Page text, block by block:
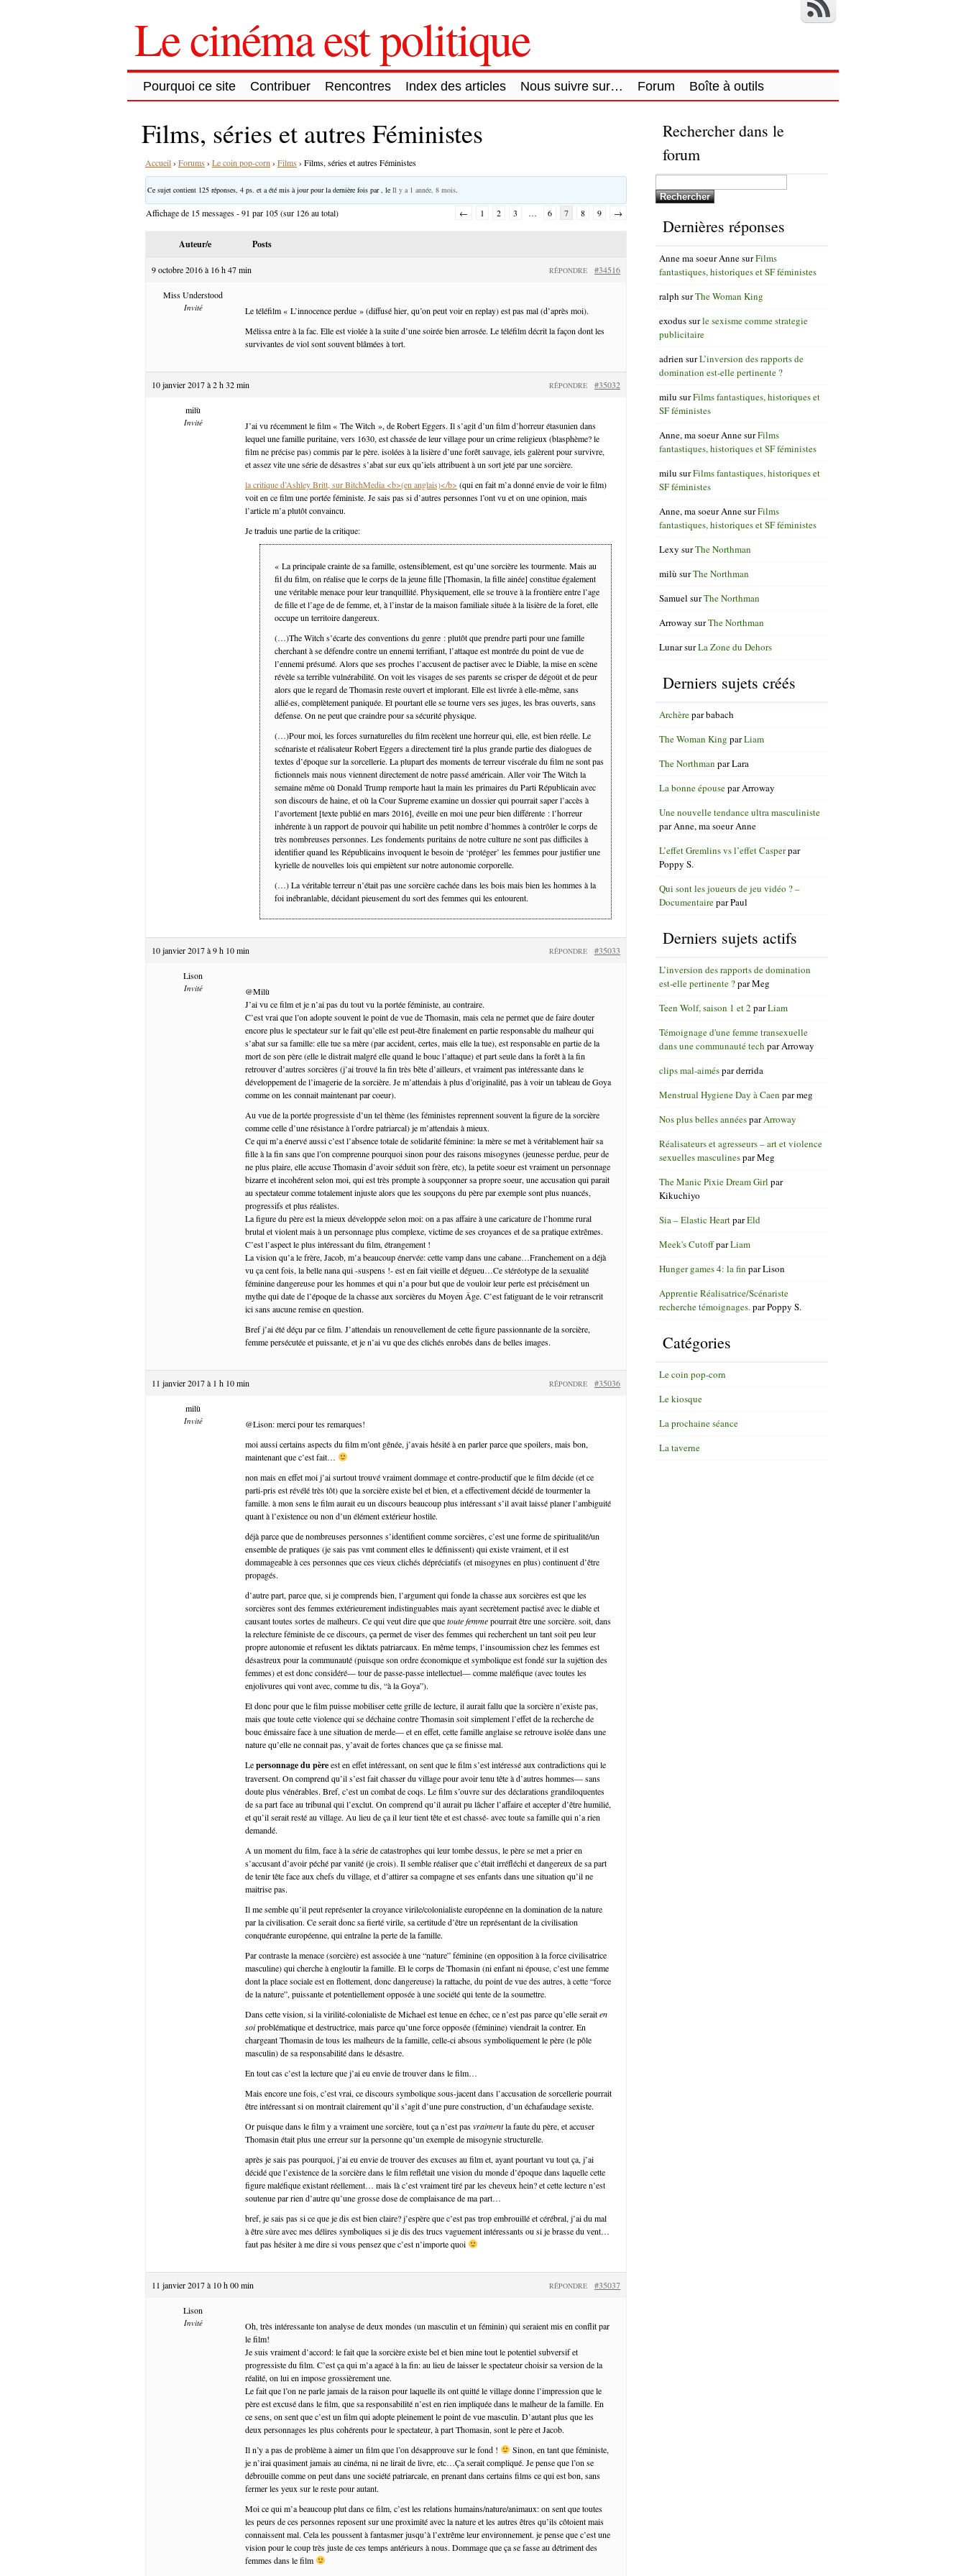
Le cinéma est politique
Pourquoi ce site Contribuer Rencontres Index des articles Nous suivre sur… Forum Boîte à outils
Films, séries et autres Féministes
Accueil› Forums › Le coin pop-corn › Films › Films, séries et autres Féministes
Ce sujet contient 125 réponses, 4 ps. et a été mis à jour pour la dernière fois par , le Il y a 1 année, 8 mois
Affichage de 15 messages - 91 par 105 (sur 126 au total) ← 1 2 3 … 6 7 8 9 →
Auteur/e Posts
9 octobre 2016 à 16 h 47 min #34516
RÉPONDRE
Miss Understood
Invité
Le téléfilm « L’innocence perdue » (diffusé hier, qu’on peut voir en replay) est pas mal (d’après moi).
Mélissa entre à la fac. Elle est violée à la suite d’une soirée bien arrosée. Le téléfilm décrit la façon dont les
survivantes de viol sont souvent blâmées à tort.
10 janvier 2017 à 2 h 32 min #35032
RÉPONDRE
milù
Invité
J’ai vu récemment le film « The Witch », de Robert Eggers. Il s’agit d’un film d’horreur étasunien dans
lequel une famille puritaine, vers 1630, est chassée de leur village pour un crime religieux (blasphème? le
film ne précise pas) commis par le père. isolées à la lisière d’une forêt sauvage, iels galèrent pour survivre,
et assez vite une série de désastres s’abat sur eux qu’iels attribuent à un sort jeté par une sorcière.
la critique d’Ashley Britt, sur BitchMedia <b>(en anglais)</b> (qui en fait m’a donné envie de voir le film)
voit en ce film une portée féministe. Je sais pas si d’autres personnes l’ont vu et on une opinion, mais
l’article m’a plutôt convaincu.
Je traduis une partie de la critique:
« La principale crainte de sa famille, ostensiblement, est qu’une sorcière les tourmente. Mais au
fil du film, on réalise que le corps de la jeune fille [Thomasin, la fille ainée] constitue également
une véritable menace pour leur tranquillité. Physiquement, elle se trouve à la frontière entre l’age
de fille et l’age de de femme, et, à l’instar de la maison familiale située à la lisière de la foret, elle
occupe un territoire dangereux.
(…)The Witch s’écarte des conventions du genre : plutôt que prendre parti pour une famille
cherchant à se défendre contre un ennemi terrifiant, l’attaque est montrée du point de vue de
l’ennemi présumé. Alors que ses proches l’accusent de pactiser avec le Diable, la mise en scène
révèle sa terrible vulnérabilité. On voit les visages de ses parents se crisper de dégoût et de peur
alors que le regard de Thomasin reste ouvert et implorant. Elle est livrée à elle-même, sans
allié·es, complètement paniquée. Et pourtant elle se tourne vers ses juges, les bras ouverts, sans
défense. On ne peut que craindre pour sa sécurité physique.
(…)Pour moi, les forces surnaturelles du film recèlent une horreur qui, elle, est bien réelle. Le
scénariste et réalisateur Robert Eggers a directement tiré la plus grande partie des dialogues de
textes d’époque sur la sorcellerie. La plupart des moments de terreur viscérale du film ne sont pas
fictionnels mais nous viennent directement de notre passé américain. Aller voir The Witch la
semaine même où Donald Trump remporte haut la main les primaires du Parti Républicain avec
son discours de haine, et où la Cour Supreme examine un dossier qui pourrait saper l’accès à
l’avortement [texte publié en mars 2016], éveille en moi une peur bien différente : l’horreur
inhérente à un rapport de pouvoir qui habilite un petit nombre d’hommes à contrôler le corps de
très nombreuses personnes. Les fondements puritains de notre culture ne sont pas difficiles à
identifier quand les Républicains invoquent le besoin de ‘protéger’ les femmes pour justifier une
kyrielle de nouvelles lois qui empiètent sur notre autonomie corporelle.
(…) La véritable terreur n’était pas une sorcière cachée dans les bois mais bien les hommes à la
foi inébranlable, décidant pieusement du sort des femmes qui les entourent.
10 janvier 2017 à 9 h 10 min #35033
RÉPONDRE
Lison
Invité
@Milù
J’ai vu ce film et je n’ai pas du tout vu la portée féministe, au contraire.
C’est vrai que l’on adopte souvent le point de vue de Thomasin, mais cela ne permet que de faire douter
encore plus le spectateur sur le fait qu’elle est peut-être finalement en partie responsable du malheur qui
s’abat sur sa famille: elle tue sa mère (par accident, certes, mais elle la tue), est responsable en partie de la
mort de son père (elle le distrait malgré elle quand le bouc l’attaque) et part seule dans la forêt à la fin
retrouver d’autres sorcières (j’ai trouvé la fin très bête d’ailleurs, et vraiment pas intéressante dans le
développement de l’imagerie de la sorcière. Je m’attendais à plus d’originalité, pas à voir un tableau de Goya
comme on les connait maintenant par coeur).
Au vue de la portée progressiste d’un tel thème (les féministes reprennent souvent la figure de la sorcière
comme celle d’une résistance à l’ordre patriarcal) je m’attendais à mieux.
Ce qui m’a énervé aussi c’est l’absence totale de solidarité féminine: la mère se met à véritablement haïr sa
fille à la fin sans que l’on comprenne pourquoi sinon pour des raisons misogynes (jeunesse perdue, peur de
ne plus plaire, elle accuse Thomasin d’avoir séduit son frère, etc), la petite soeur est vraiment un personnage
bizarre et incohérent selon moi, qui est très prompte à soupçonner sa propre soeur, une accusation qui parait
au spectateur comme totalement injuste alors que les soupçons du père par exemple sont plus nuancés,
progressifs et plus réalistes.
La figure du père est la mieux développée selon moi: on a pas affaire à une caricature de l’homme rural
brutal et violent mais à un personnage plus complexe, victime de ses croyances et de sa pratique extrêmes.
C’est l’aspect le plus intéressant du film, étrangement !
La vision qu’a le frère, Jacob, m’a beaucoup énervée: cette vamp dans une cabane…Franchement on a déjà
vu ça cent fois, la belle nana qui -suspens !- est en fait vieille et dégueu…Ce stéréotype de la sexualité
féminine dangereuse pour les hommes et qui n’a pour but que de vouloir leur perte est précisément un
mythe qui date de l’époque de la chasse aux sorcières du Moyen Âge. C’est fatiguant de le voir retranscrit
ici sans aucune remise en question.
Bref j’ai été déçu par ce film. J’attendais un renouvellement de cette figure passionnante de la sorcière,
femme persécutée et puissante, et je n’ai vu que des clichés enrobés dans de belles images.
11 janvier 2017 à 1 h 10 min #35036
RÉPONDRE
milù
Invité
@Lison: merci pour tes remarques!
moi aussi certains aspects du film m’ont gênée, j’avais hésité à en parler parce que spoilers, mais bon,
maintenant que c’est fait…
non mais en effet moi j’ai surtout trouvé vraiment dommage et contre-productif que le film décide (et ce
parti-pris est révélé très tôt) que la sorcière existe bel et bien, et a effectivement décidé de tourmenter la
famille. à mon sens le film aurait eu un discours beaucoup plus intéressant s’il avait laissé planer l’ambiguité
quant à l’existence ou non d’un élément extérieur hostile.
déjà parce que de nombreuses personnes s’identifient comme sorcières, c’est une forme de spiritualité/un
ensemble de pratiques (je sais pas vmt comment elles le définissent) qui existe vraiment, et il est
dommageable à ces personnes que ces vieux clichés dépréciatifs (et misogynes en plus) continuent d’être
propagés.
d’autre part, parce que, si je comprends bien, l’argument qui fonde la chasse aux sorcières est que les
sorcières sont des femmes extérieurement indistinguables mais ayant secrètement pactisé avec le diable et
causant toutes sortes de malheurs. Ce qui veut dire que quetoute femmepourrait être une sorcière. soit, dans
la relecture féministe de ce discours, ça permet de viser des femmes qui recherchent un tant soit peu leur
propre autonomie et refusent les diktats patriarcaux. En même temps, l’insoumission chez les femmes est
désastreux pour la communauté (puisque son ordre économique et symbolique est fondé sur la sujétion des
femmes) et est donc considéré— tour de passe-passe intellectuel— comme maléfique (avec toutes les
enjolivures qui vont avec, comme tu dis, “à la Goya”).
Et donc pour que le film puisse mobiliser cette grille de lecture, il aurait fallu que la sorcière n’existe pas,
mais que toute cette violence qui se déchaine contre Thomasin soit simplement l’effet de la recherche de
bouc émissaire face à une situation de merde— et en effet, cette famille anglaise se retrouve isolée dans une
nature qu’elle ne connait pas, y’avait de fortes chances que ça se finisse mal.
Lepersonnage du pèreest en effet intéressant, on sent que le film s’est intéressé aux contradictions qui le
traversent. On comprend qu’il s’est fait chasser du village pour avoir tenu tête à d’autres hommes— sans
doute plus vénérables. Bref, c’est un combat de coqs. Le film s’ouvre sur des déclarations grandiloquentes
de sa part face au tribunal qui l’exclut. On comprend qu’il aurait pu lâcher l’affaire et accepter d’être humilié,
et qu’il serait resté au village. Au lieu de ça il leur tient tête et est chassé- avec toute sa famille qui n’a rien
demandé.
A un moment du film, face à la série de catastrophes qui leur tombe dessus, le père se met a prier en
s’accusant d’avoir péché par vanité (je crois). Il semble réaliser que c’était irréfléchi et dangereux de sa part
de tenir tête face aux chefs du village, et d’attirer sa compagne et ses enfants dans une situation qu’il ne
maitrise pas.
Il me semble qu’il peut représenter la croyance virile/colonialiste européenne en la domination de la nature
par la civilisation. Ce serait donc sa fierté virile, sa certitude d’être un représentant de la civilisation
conquérante européenne, qui entraîne la perte de la famille.
Par contraste la menace (sorcière) est associée à une “nature” féminine (en opposition à la force civilisatrice
masculine) qui cherche à engloutir la famille. Et le corps de Thomasin (ni enfant ni épouse, c’est une femme
dont la place sociale est en flottement, donc dangereuse) la rattache, du point de vue des autres, à cette “force
de la nature”, puissante et potentiellement opposée à une société qui tente de la soumettre.
Dans cette vision, si la virilité-colonialiste de Michael est tenue en échec, ce n’est pas parce qu’elle seraiten
soiproblématique et destructrice, mais parce qu’une force opposée (féminine) viendrait la contrer. En
chargeant Thomasin de tous les malheurs de la famille, celle-ci absous symboliquement le père (le pôle
masculin) de sa responsabilité dans le désastre.
En tout cas c’est la lecture que j’ai eu envie de trouver dans le film…
Mais encore une fois, c’est vrai, ce discours symbolique sous-jacent dans l’accusation de sorcellerie pourrait
être intéressant si on montrait clairement qu’il s’agit d’une pure construction, d’un échafaudage sexiste.
Or puisque dans le film y a vraiment une sorcière, tout ça n’est pasvraimentla faute du père, et accuser
Thomasin était plus une erreur sur la personne qu’un exemple de misogynie structurelle.
après je sais pas pourquoi, j’ai eu envie de trouver des excuses au film et, ayant pourtant vu tout ça, j’ai
décidé que l’existence de la sorcière dans le film reflétait une vision du monde d’époque dans laquelle cette
figure maléfique existant réellement… mais là c’est vraiment tiré par les cheveux hein? et cette lecture n’est
soutenue par rien d’autre qu’une grosse dose de complaisance de ma part…
bref, je sais pas si ce que je dis est bien claire? j’espère que c’est pas trop embrouillé et cérébral, j’ai du mal
à être sûre avec mes délires symboliques si je dis des trucs vaguement intéressants ou si je brasse du vent…
faut pas hésiter à me dire si vous pensez que c’est n’importe quoi
11 janvier 2017 à 10 h 00 min #35037
RÉPONDRE
Lison
Invité
Oh, très intéressante ton analyse de deux mondes (un masculin et un féminin) qui seraient mis en conflit par
le film!
Je suis vraiment d’accord: le fait que la sorcière existe bel et bien mine tout le potentiel subversif et
progressiste du film. C’est ça qui m’a agacé à la fin: au lieu de laisser le spectateur choisir sa version de la
réalité, on lui en impose grossièrement une.
Le fait que l’on ne parle jamais de la raison pour laquelle ils ont quitté le village donne l’impression que le
père est excusé dans le film, que sa responsabilité n’est en rien impliquée dans le malheur de la famille. En
ce sens, on sent que c’est un film qui adopte pleinement le point de vue masculin. D’autant plus que les
deux personnages les plus cohérents pour le spectateur, à part Thomasin, sont le père et Jacob.
Il n’y a pas de problème à aimer un film que l’on désapprouve sur le fond !
Sinon, en tant que féministe,
je n’irai quasiment jamais au cinéma, ni ne lirait de livre, etc…Ça serait compliqué. Je pense que l’on se
débrouille comme on peut dans une société patriarcale, en prenant dans certains films ce qui est bon, sans
fermer les yeux sur le reste pour autant.
Moi ce qui m’a beaucoup plut dans ce film, c’est les relations humains/nature/animaux: on sent que toutes
les peurs de ces personnes reposent sur une proximité avec la nature et les autres êtres qu’ils côtoient mais
connaissent mal. Cela les poussent à fantasmer jusqu’à l’extrême leur environnement. je pense que c’est une
vision pour le coup très juste de ces temps antérieurs à nous. Dommage que ça se fasse au détriment des
femmes dans le film
Rechercher dans le
forum
Dernières réponses
Anne ma soeur AnnesurFilms
fantastiques, historiques et SF féministes
ralph surThe Woman King
exodussurle sexisme comme strategie
publicitaire
adrien surL’inversion des rapports de
domination est-elle pertinente ?
milu surFilms fantastiques, historiques et
SF féministes
Anne, ma soeur AnnesurFilms
fantastiques, historiques et SF féministes
milu surFilms fantastiques, historiques et
SF féministes
Anne, ma soeur AnnesurFilms
fantastiques, historiques et SF féministes
Lexy surThe Northman
milù surThe Northman
Samuel surThe Northman
Arroway surThe Northman
LunarsurLa Zone du Dehors
Derniers sujets créés
Archèreparbabach
The Woman King parLiam
The Northman parLara
La bonne épouseparArroway
Une nouvelle tendance ultra masculiniste
parAnne, ma soeur Anne
L’effet Gremlins vs l’effet Casperpar
Poppy S.
Qui sont les joueurs de jeu vidéo ? –
DocumentaireparPaul
Derniers sujets actifs
L’inversion des rapports de domination
est-elle pertinente ?parMeg
Teen Wolf, saison 1 et 2 parLiam
Témoignage d'une femme transexuelle
dans une communauté tech parArroway
clips mal-aimésparderrida
Menstrual Hygiene Day à Caen parmeg
Nos plus belles annéesparArroway
Réalisateurs et agresseurs – art et violence
sexuelles masculinesparMeg
The Manic Pixie Dream Girl par
Kikuchiyo
Sia – Elastic HeartparEld
Meek's CutoffparLiam
Hunger games 4: la fin parLison
Apprentie Réalisatrice/Scénariste
recherche témoignages. parPoppy S.
Catégories
Le coin pop-corn
Le kiosque
La prochaine séance
La taverne